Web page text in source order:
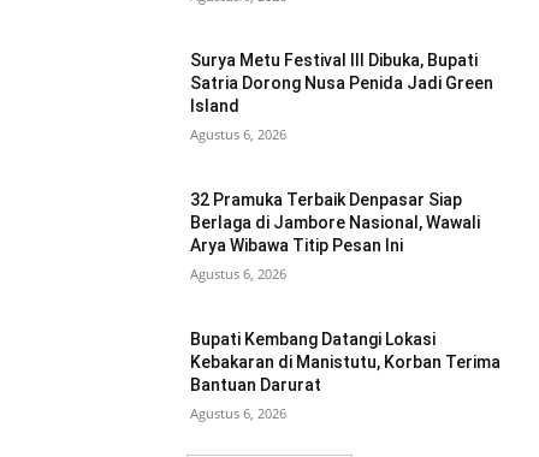
Surya Metu Festival III Dibuka, Bupati
Satria Dorong Nusa Penida Jadi Green
Island
Agustus 6, 2026
32 Pramuka Terbaik Denpasar Siap
Berlaga di Jambore Nasional, Wawali
Arya Wibawa Titip Pesan Ini
Agustus 6, 2026
Bupati Kembang Datangi Lokasi
Kebakaran di Manistutu, Korban Terima
Bantuan Darurat
Agustus 6, 2026